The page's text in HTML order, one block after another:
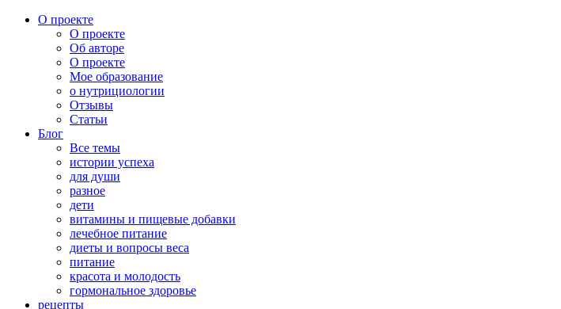
О проекте
О проекте
Об авторе
О проекте
Мое образование
о нутрициологии
Отзывы
Статьи
Блог
Все темы
истории успеха
для души
разное
дети
витамины и пищевые добавки
лечебное питание
диеты и вопросы веса
питание
красота и молодость
гормональное здоровье
рецепты